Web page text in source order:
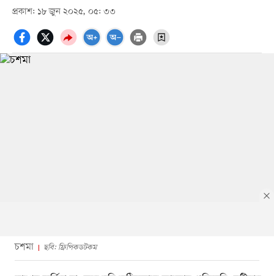
প্রকাশ: ১৮ জুন ২০২৫, ০৫: ৩৩
চশমা ছবি: ফ্রিপিকডটকম